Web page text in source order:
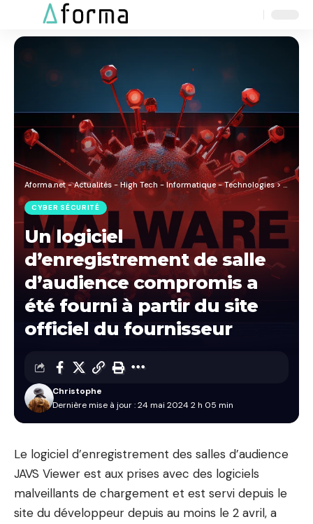
Aforma.net - Actualités - High Tech - Informatique - Technologies>Blog
CYBER SÉCURITÉ
Un logiciel
d’enregistrement de salle
d’audience compromis a
été fourni à partir du site
officiel du fournisseur
Dernière mise à jour : 24 mai 2024 2 h 05 min
Christophe
Le logiciel d’enregistrement des salles d’audience
JAVS Viewer est aux prises avec des logiciels
malveillants de chargement et est servi depuis le
site du développeur depuis au moins le 2 avril, a